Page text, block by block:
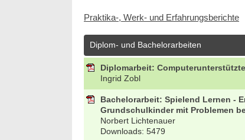
Praktika-, Werk- und Erfahrungsberichte
Diplom- und Bachelorarbeiten
Diplomarbeit:
Ingrid Zobl
Bachelorarbeit: Spielend Lernen -
Grundschulkinder mit Problemen
Norbert Lichtenauer
Downloads: 5479